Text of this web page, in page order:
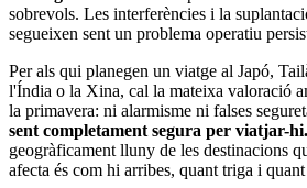
sobrevols. Les interferències i la
segueixen sent un problema operatiu
Per als qui planegen un viatge al Japó,
l'Índia o la Xina, cal la mateixa valoració
la primavera: ni alarmisme ni falses
sent completament segura per viatjar-hi.
geogràficament lluny de les destinacions
afecta és com hi arribes, quant triga i quant